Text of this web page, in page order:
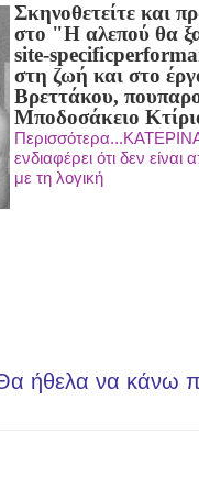
Σκηνοθετείτε και
στο "Η αλεπού θα
site-specific
στη ζωή και στο
Βρεττάκου, που
Μποδοσάκειο
ενδιαφέρει ότι δεν
με τη λογική
ήθελα να κάνω